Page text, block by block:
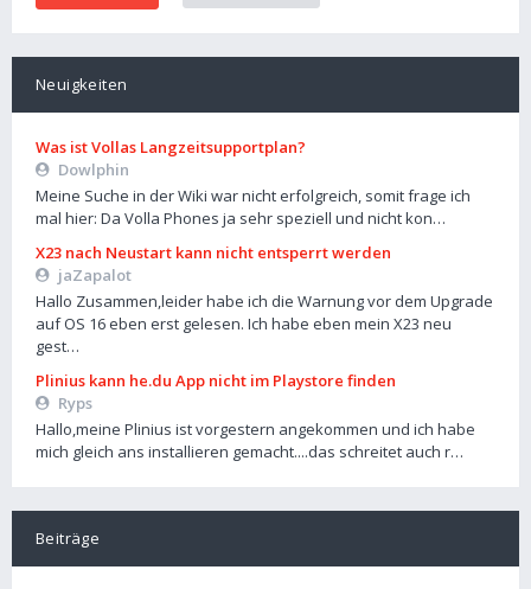
Neuigkeiten
Was ist Vollas Langzeitsupportplan?
Dowlphin
Meine Suche in der Wiki war nicht erfolgreich, somit frage ich
mal hier: Da Volla Phones ja sehr speziell und nicht kon…
X23 nach Neustart kann nicht entsperrt werden
jaZapalot
Hallo Zusammen,leider habe ich die Warnung vor dem Upgrade
auf OS 16 eben erst gelesen. Ich habe eben mein X23 neu
gest…
Plinius kann he.du App nicht im Playstore finden
Ryps
Hallo,meine Plinius ist vorgestern angekommen und ich habe
mich gleich ans installieren gemacht....das schreitet auch r…
Beiträge